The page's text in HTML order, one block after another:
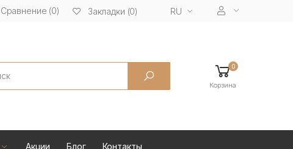
Сравнение (0) Закладки (0) RU
0
Корзина
Акции Блог Контакты